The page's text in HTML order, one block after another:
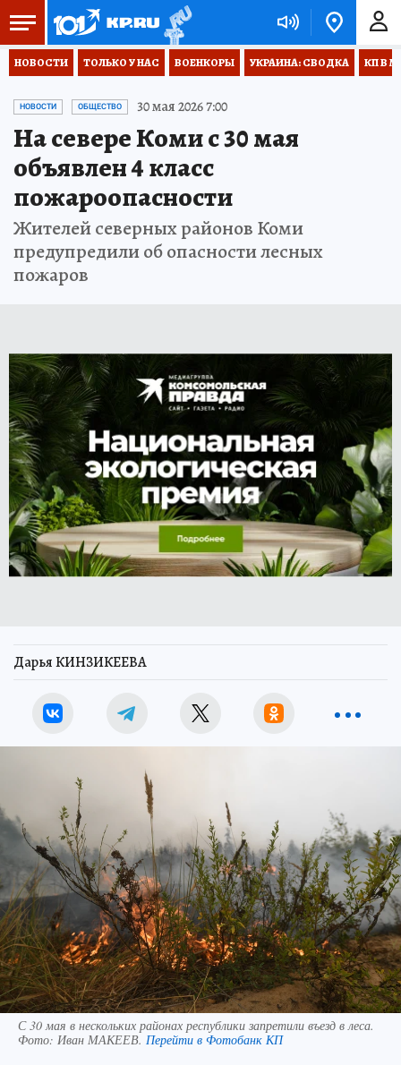
НОВОСТИ ТОЛЬКО У НАС ВОЕНКОРЫ УКРАИНА: СВОДКА КП В
НОВОСТИ ОБЩЕСТВО 30 мая 2026 7:00
На севере Коми с 30 мая
объявлен 4 класс
пожароопасности
Жителей северных районов Коми
предупредили об опасности лесных
пожаров
Дарья КИНЗИКЕЕВА
С 30 мая в нескольких районах республики запретили въезд в леса.
Фото: Иван МАКЕЕВ. Перейти в Фотобанк КП